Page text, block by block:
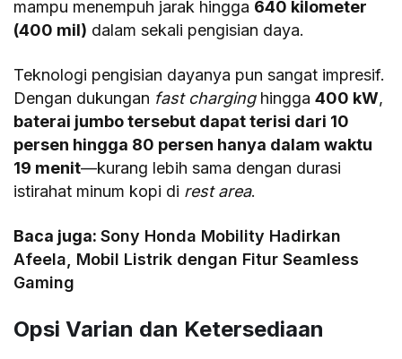
mampu menempuh jarak hingga 640 kilometer
(400 mil) dalam sekali pengisian daya.
Teknologi pengisian dayanya pun sangat impresif.
Dengan dukungan fast charginghingga400 kW,
baterai jumbo tersebut dapat terisi dari 10
persen hingga 80 persen hanya dalam waktu
19 menit—kurang lebih sama dengan durasi
istirahat minum kopi di rest area.
Baca juga:Sony Honda Mobility Hadirkan
Afeela, Mobil Listrik dengan Fitur Seamless
Gaming
Opsi Varian dan Ketersediaan